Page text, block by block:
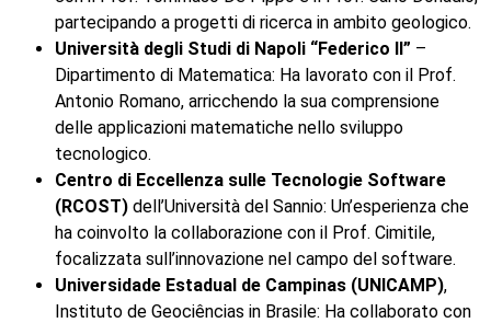
partecipando a progetti di ricerca in ambito geologico.
Università degli Studi di Napoli “Federico II” –
Dipartimento di Matematica: Ha lavorato con il Prof.
Antonio Romano, arricchendo la sua comprensione
delle applicazioni matematiche nello sviluppo
tecnologico.
Centro di Eccellenza sulle Tecnologie Software
(RCOST) dell’Università del Sannio: Un’esperienza che
ha coinvolto la collaborazione con il Prof. Cimitile,
focalizzata sull’innovazione nel campo del software.
Universidade Estadual de Campinas (UNICAMP),
Instituto de Geociências in Brasile: Ha collaborato con